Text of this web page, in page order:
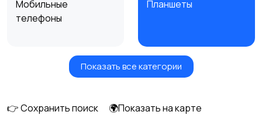
Мобильные
телефоны
Планшеты
Умные часы и
Стационарные
Показать все категории
👉 Сохранить поиск
🌍Показать на карте